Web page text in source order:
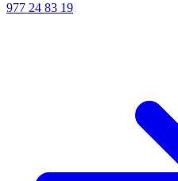
977 24 83 19